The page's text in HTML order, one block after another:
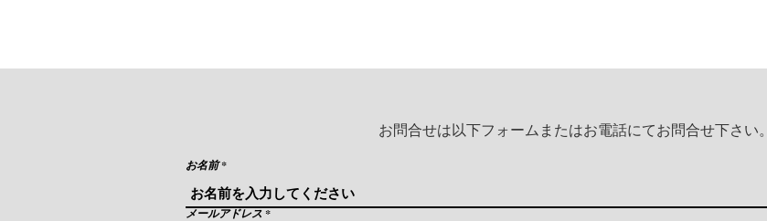
お問合せは以下フォームまたはお電話にてお問合せ下さい。
お名前
メールアドレス